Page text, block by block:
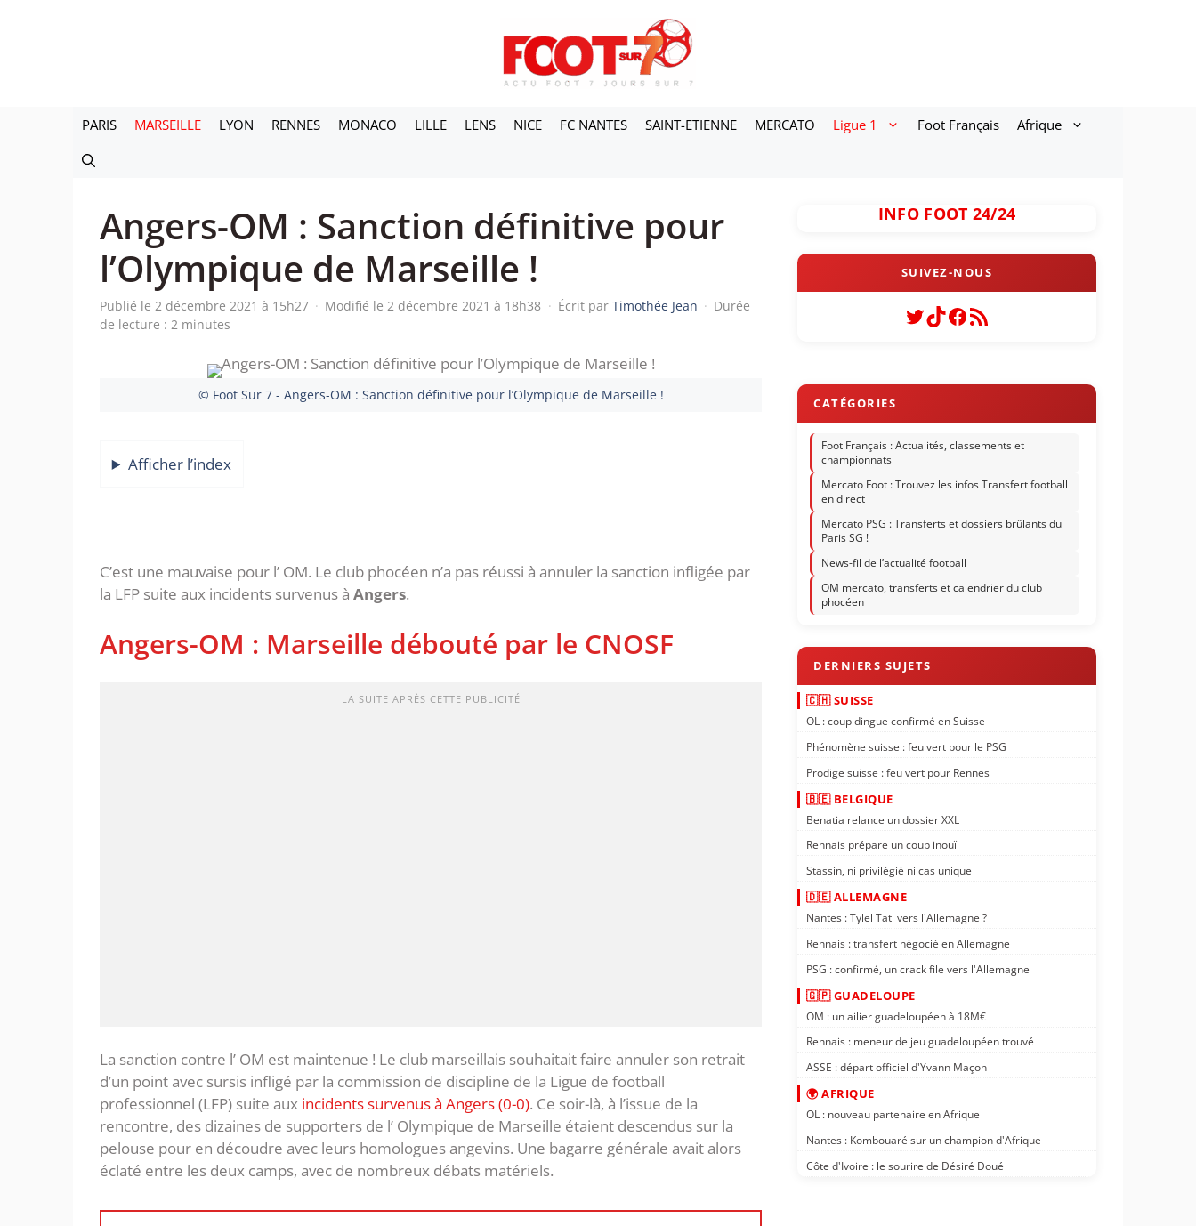
PARIS MARSEILLE LYON RENNES MONACO LILLE LENS NICE FC NANTES SAINT-ETIENNE MERCATO Ligue 1 Foot Français Afrique
Angers-OM : Sanction définitive pour
l’Olympique de Marseille !
Publié le 2 décembre 2021 à 15h27 · Modifié le 2 décembre 2021 à 18h38 · Écrit par Timothée Jean · Durée
de lecture : 2 minutes
© Foot Sur 7 - Angers-OM : Sanction définitive pour l’Olympique de Marseille !
Afficher l’index
C’est une mauvaise pour l’ OM. Le club phocéen n’a pas réussi à annuler la sanction infligée par
la LFP suite aux incidents survenus à Angers.
Angers-OM : Marseille débouté par le CNOSF
LA SUITE APRÈS CETTE PUBLICITÉ
La sanction contre l’ OM est maintenue ! Le club marseillais souhaitait faire annuler son retrait
d’un point avec sursis infligé par la commission de discipline de la Ligue de football
professionnel (LFP) suite aux incidents survenus à Angers (0-0). Ce soir-là, à l’issue de la
rencontre, des dizaines de supporters de l’ Olympique de Marseille étaient descendus sur la
pelouse pour en découdre avec leurs homologues angevins. Une bagarre générale avait alors
éclaté entre les deux camps, avec de nombreux débats matériels.
INFO FOOT 24/24
Twitter
TikTok
Facebook
Flux RSS
Foot Français : Actualités, classements et
championnats
Mercato Foot : Trouvez les infos Transfert football
en direct
Mercato PSG : Transferts et dossiers brûlants du
Paris SG !
News-fil de l’actualité football
OM mercato, transferts et calendrier du club
phocéen
🇨🇭 SUISSE
OL : coup dingue confirmé en Suisse
Phénomène suisse : feu vert pour le PSG
Prodige suisse : feu vert pour Rennes
🇧🇪 BELGIQUE
Benatia relance un dossier XXL
Rennais prépare un coup inouï
Stassin, ni privilégié ni cas unique
🇩🇪 ALLEMAGNE
Nantes : Tylel Tati vers l'Allemagne ?
Rennais : transfert négocié en Allemagne
PSG : confirmé, un crack file vers l'Allemagne
🇬🇵 GUADELOUPE
OM : un ailier guadeloupéen à 18M€
Rennais : meneur de jeu guadeloupéen trouvé
ASSE : départ officiel d'Yvann Maçon
🌍 AFRIQUE
OL : nouveau partenaire en Afrique
Nantes : Kombouaré sur un champion d'Afrique
Côte d'Ivoire : le sourire de Désiré Doué